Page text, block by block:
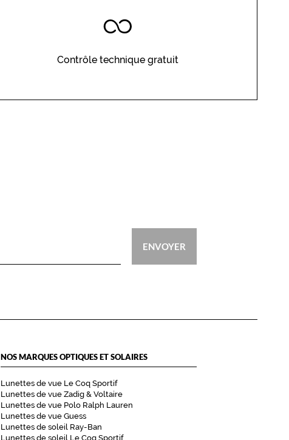
Contrôle technique gratuit
ENVOYER
NOS MARQUES OPTIQUES ET SOLAIRES
Lunettes de vue Le Coq Sportif
Lunettes de vue Zadig & Voltaire
Lunettes de vue Polo Ralph Lauren
Lunettes de vue Guess
Lunettes de soleil Ray-Ban
Lunettes de soleil Le Coq Sportif